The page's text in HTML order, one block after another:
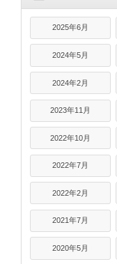
2025年6月
2024年5月
2024年2月
2023年11月
2022年10月
2022年7月
2022年2月
2021年7月
2020年5月